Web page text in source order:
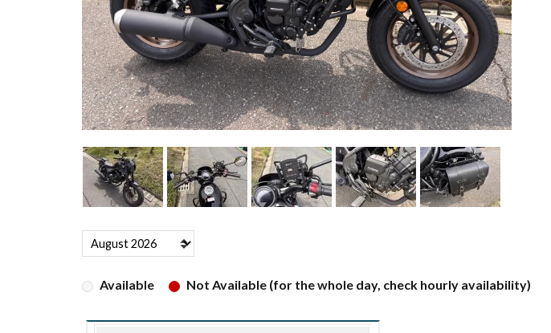
Available Not Available (for the whole day, check hourly availability)